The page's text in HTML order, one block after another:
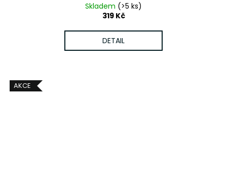
Skladem (>5 ks)
319 Kč
DETAIL
AKCE